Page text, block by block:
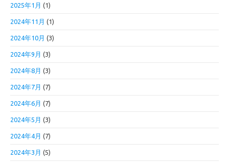
2025年1月 (1)
2024年11月 (1)
2024年10月 (3)
2024年9月 (3)
2024年8月 (3)
2024年7月 (7)
2024年6月 (7)
2024年5月 (3)
2024年4月 (7)
2024年3月 (5)